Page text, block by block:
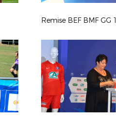
Remise BEF BMF GG